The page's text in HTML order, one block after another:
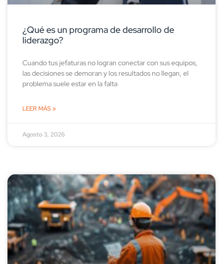
¿Qué es un programa de desarrollo de
liderazgo?
Cuando tus jefaturas no logran conectar con sus equipos,
las decisiones se demoran y los resultados no llegan, el
problema suele estar en la falta
LEER MÁS »
Agosto 3, 2026